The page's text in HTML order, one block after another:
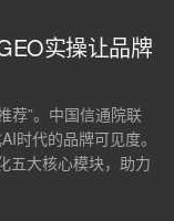
实操让品牌
荐”。中国信通院联
时代的品牌可见度。
五大核心模块，助力